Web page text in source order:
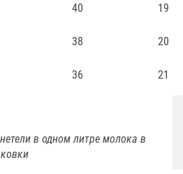
40 19
38 20
36 21
в одном литре молока в